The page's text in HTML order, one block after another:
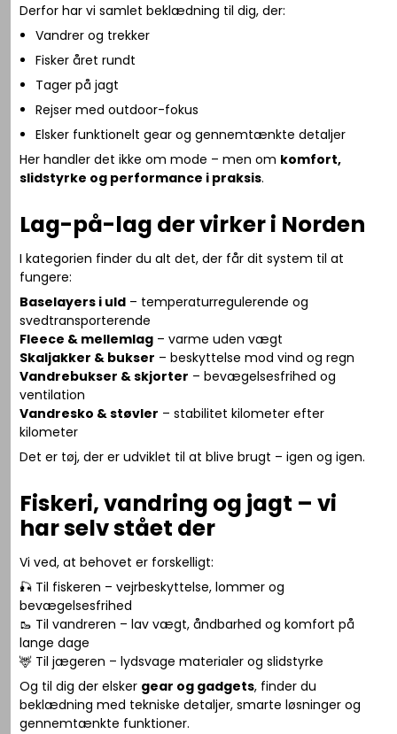
Derfor har vi samlet beklædning til dig, der:
Vandrer og trekker
Fisker året rundt
Tager på jagt
Rejser med outdoor-fokus
Elsker funktionelt gear og gennemtænkte detaljer
Her handler det ikke om mode – men om komfort,
slidstyrke og performance i praksis.
Lag-på-lag der virker i Norden
I kategorien finder du alt det, der får dit system til at
fungere:
Baselayers i uld – temperaturregulerende og
svedtransporterende
Fleece & mellemlag – varme uden vægt
Skaljakker & bukser – beskyttelse mod vind og regn
Vandrebukser & skjorter – bevægelsesfrihed og
ventilation
Vandresko & støvler – stabilitet kilometer efter
kilometer
Det er tøj, der er udviklet til at blive brugt – igen og igen.
Fiskeri, vandring og jagt – vi
har selv stået der
Vi ved, at behovet er forskelligt:
🎣 Til fiskeren – vejrbeskyttelse, lommer og
bevægelsesfrihed
🥾 Til vandreren – lav vægt, åndbarhed og komfort på
lange dage
🦌 Til jægeren – lydsvage materialer og slidstyrke
Og til dig der elsker gear og gadgets, finder du
beklædning med tekniske detaljer, smarte løsninger og
gennemtænkte funktioner.